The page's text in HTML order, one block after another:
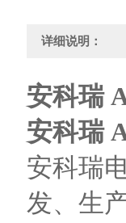
详细说明：
安科瑞
安科瑞
安科瑞
发、生